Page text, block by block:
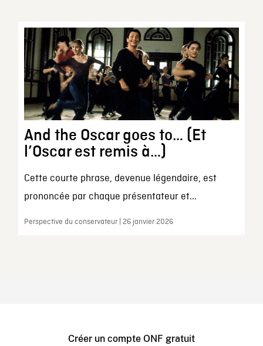
And the Oscar goes to… (Et
l’Oscar est remis à…)
Cette courte phrase, devenue légendaire, est
prononcée par chaque présentateur et...
Perspective du conservateur | 26 janvier 2026
Créer un compte ONF gratuit